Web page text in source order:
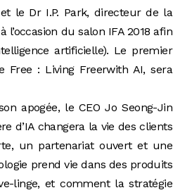
le Dr I.P. Park, directeur de la
du salon IFA 2018 afin
artificielle). Le premier
Free : Living Freerwith AI, sera
apogée, le CEO Jo Seong-Jin
d’IA changera la vie des clients
un partenariat ouvert et une
prend vie dans des produits
linge, et comment la stratégie